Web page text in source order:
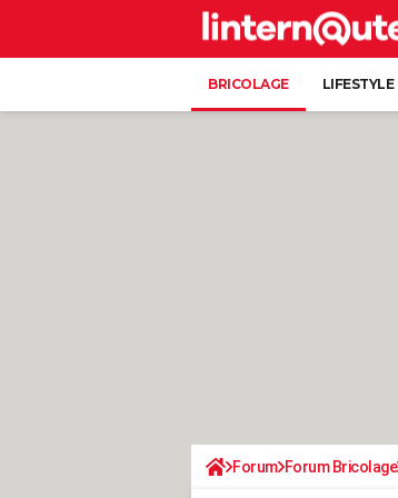
BRICOLAGE LIFESTYLE
Forum Forum Bricolage